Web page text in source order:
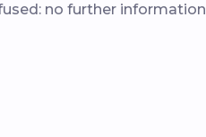
no further information